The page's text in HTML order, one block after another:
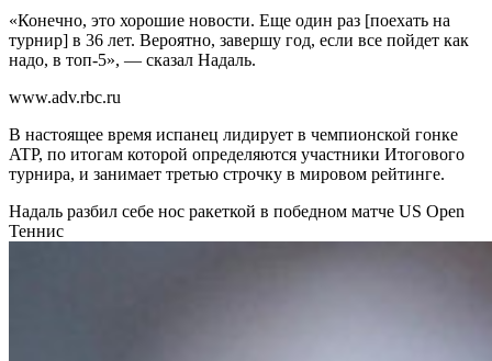
«Конечно, это хорошие новости. Еще один раз [поехать на
турнир] в 36 лет. Вероятно, завершу год, если все пойдет как
надо, в топ-5», — сказал Надаль.
www.adv.rbc.ru
В настоящее время испанец лидирует в чемпионской гонке
ATP, по итогам которой определяются участники Итогового
турнира, и занимает третью строчку в мировом рейтинге.
Надаль разбил себе нос ракеткой в победном матче US Open
Теннис